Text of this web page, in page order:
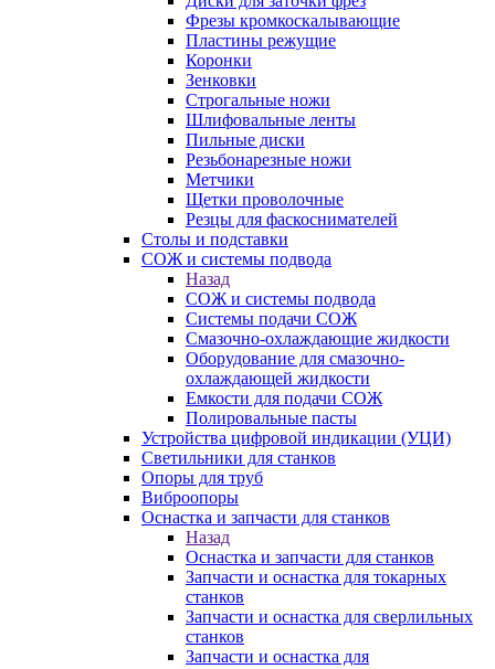
Фрезы кромкоскалывающие
Пластины режущие
Коронки
Зенковки
Строгальные ножи
Шлифовальные ленты
Пильные диски
Резьбонарезные ножи
Метчики
Щетки проволочные
Резцы для фаскоснимателей
Столы и подставки
СОЖ и системы подвода
Назад
СОЖ и системы подвода
Системы подачи СОЖ
Смазочно-охлаждающие жидкости
Оборудование для смазочно-
охлаждающей жидкости
Емкости для подачи СОЖ
Полировальные пасты
Устройства цифровой индикации (УЦИ)
Светильники для станков
Опоры для труб
Виброопоры
Оснастка и запчасти для станков
Назад
Оснастка и запчасти для станков
Запчасти и оснастка для токарных
станков
Запчасти и оснастка для сверлильных
станков
Запчасти и оснастка для